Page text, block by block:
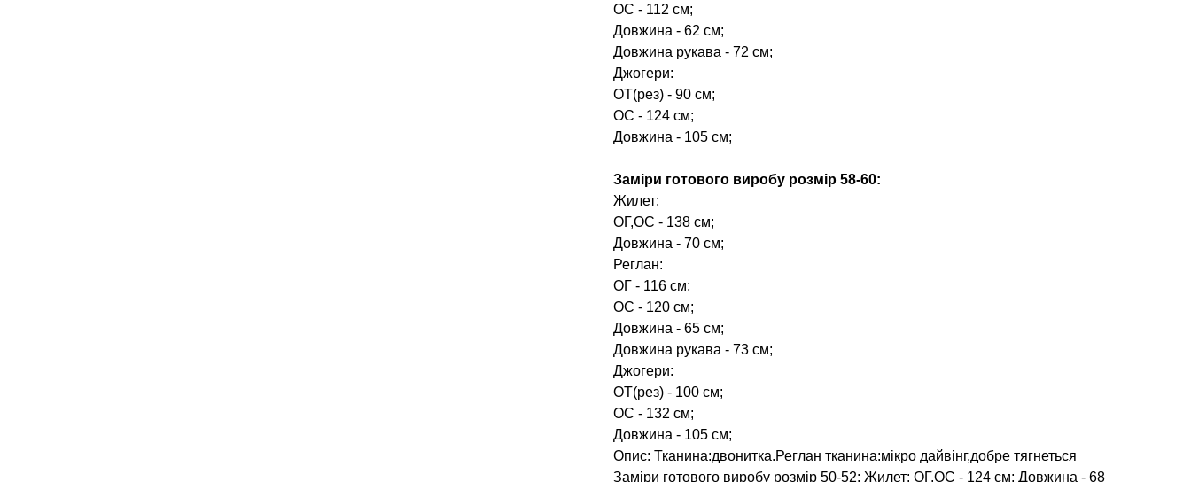
ОС - 112 см;
Довжина - 62 см;
Довжина рукава - 72 см;
Джогери:
ОТ(рез) - 90 см;
ОС - 124 см;
Довжина - 105 см;
Заміри готового виробу розмір 58-60:
Жилет:
ОГ,ОС - 138 см;
Довжина - 70 см;
Реглан:
ОГ - 116 см;
ОС - 120 см;
Довжина - 65 см;
Довжина рукава - 73 см;
Джогери:
ОТ(рез) - 100 см;
ОС - 132 см;
Довжина - 105 см;
Опис: Тканина:двонитка.Реглан тканина:мікро дайвінг,добре тягнеться
Заміри готового виробу розмір 50-52: Жилет: ОГ,ОС - 124 см; Довжина - 68